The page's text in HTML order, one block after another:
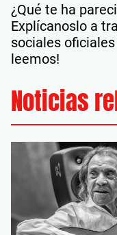
¿Qué te ha
Explícanoslo a
sociales oficiales
leemos!
Noticias